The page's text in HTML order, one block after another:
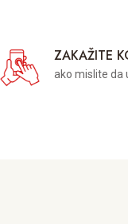
ZAKAŽITE
ako mislite da